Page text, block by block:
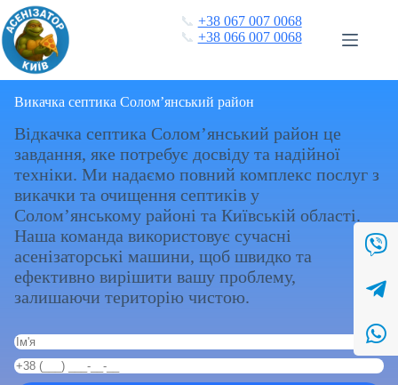
Перейти
до
вмісту
📞 +38 067 007 0068
📞 +38 066 007 0068
Викачка септика Солом’янський район
Відкачка септика Солом’янський район це
завдання, яке потребує досвіду та надійної
техніки. Ми надаємо повний комплекс послуг з
викачки та очищення септиків у
Солом’янському районі та Київській області.
Наша команда використовує сучасні
асенізаторські машини, щоб швидко та
ефективно вирішити вашу проблему,
залишаючи територію чистою.